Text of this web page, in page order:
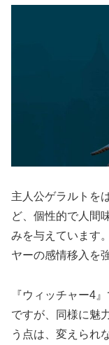
主人公ゲラルトを
ど、個性的で人間
みを与えています
ヤーの感情移入を
『ウィッチャー4
ですが、同様に魅
う点は、変えられ